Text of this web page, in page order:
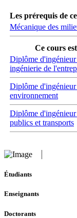
Les prérequis de
Mécanique des
Ce cours
Diplôme
ingénierie de
Diplôme
environnement
Diplôme
publics et transports
Étudiants
Enseignants
Doctorants